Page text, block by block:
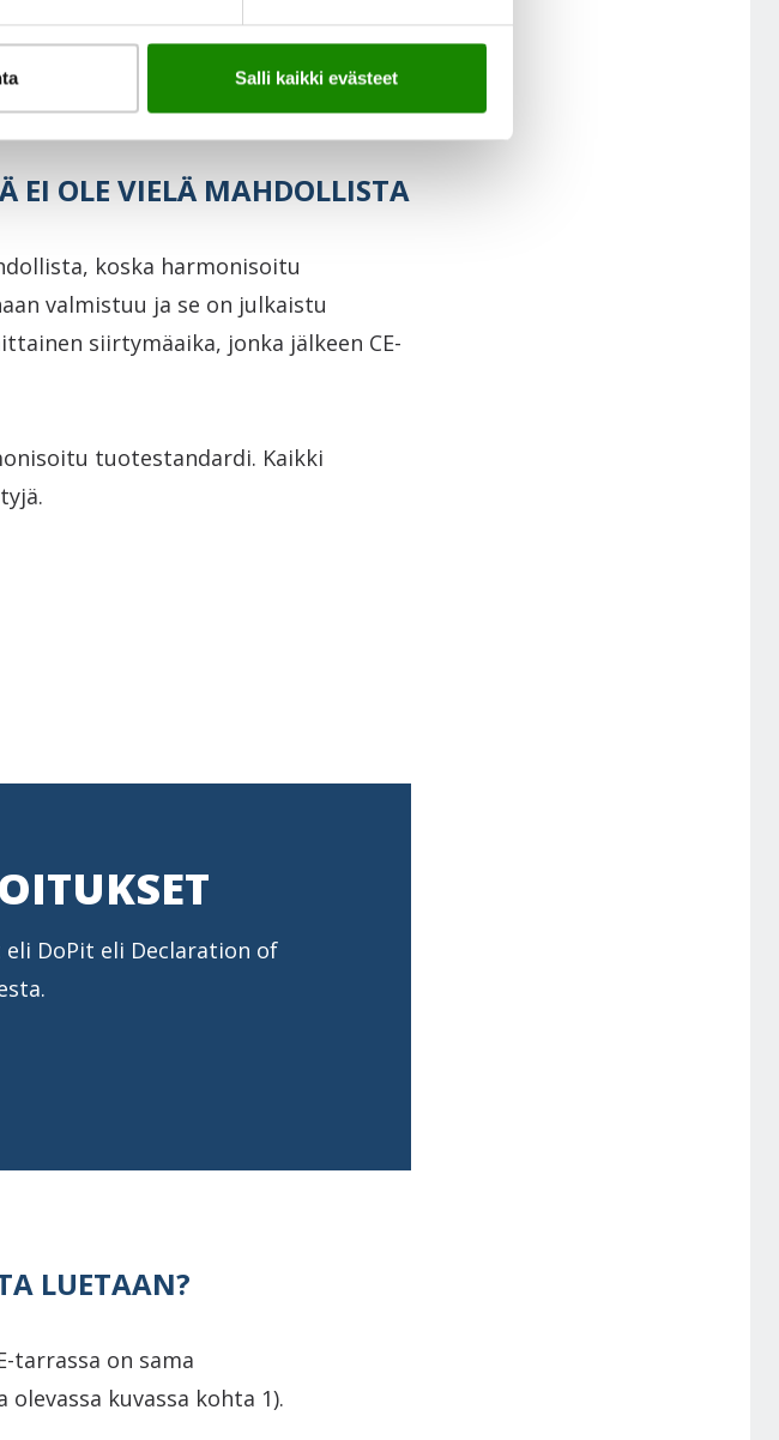
Salli kaikki evästeet
ja tyyppihyväksynnät
EI OLE VIELÄ MAHDOLLISTA
koska harmonisoitu
valmistuu ja se on julkaistu
siirtymäaika, jonka jälkeen CE-
tuotestandardi. Kaikki
DoPit eli Declaration of
LUETAAN?
tarrassa on sama
kuvassa kohta 1).